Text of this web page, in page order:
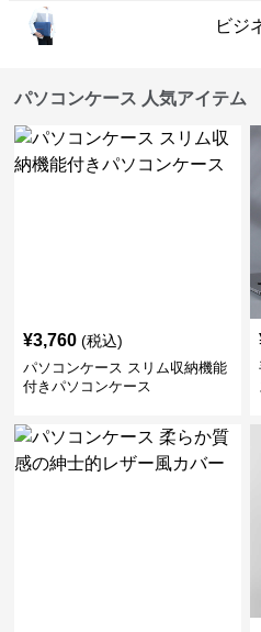
ビジ
パソコンケース 人気アイテム
¥3,760 (税込)
パソコンケース スリム収納機能
付きパソコンケース